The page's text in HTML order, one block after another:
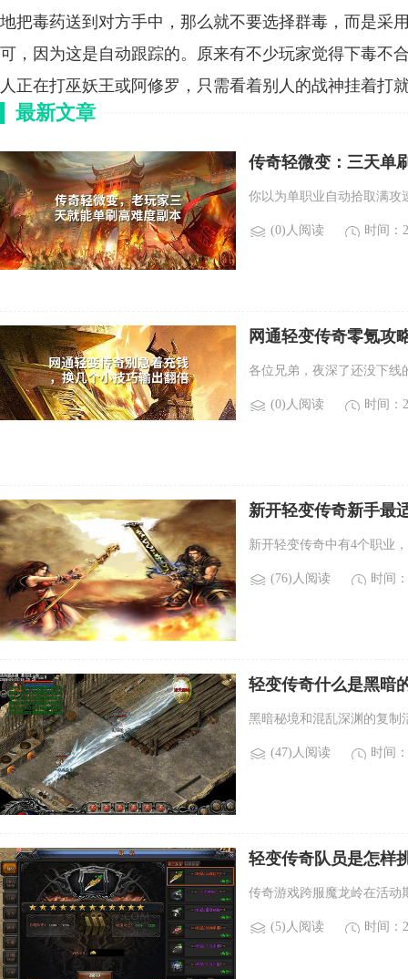
地把毒药送到对方手中，那么就不要选择群毒，而是采
可，因为这是自动跟踪的。原来有不少玩家觉得下毒不
人正在打巫妖王或阿修罗，只需看着别人的战神挂着打
最新文章
传奇轻微变：三天单
你以为单职业自动拾取满攻
(0)人阅读 时间：
网通轻变传奇零氪攻
各位兄弟，夜深了还没下线
(0)人阅读 时间：
新开轻变传奇新手最
新开轻变传奇中有4个职业
(76)人阅读 时间
轻变传奇什么是黑暗
黑暗秘境和混乱深渊的复制
(47)人阅读 时间
轻变传奇队员是怎样
传奇游戏跨服魔龙岭在活动
(5)人阅读 时间：